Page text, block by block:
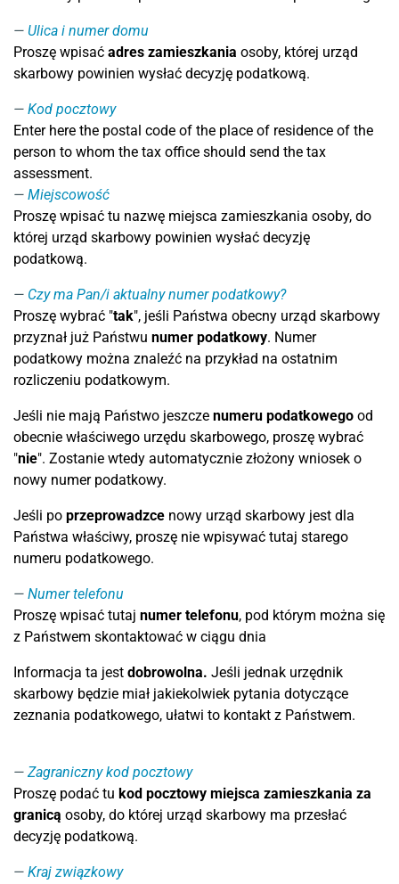
Ulica i numer domu
Proszę wpisać adres zamieszkania osoby, której urząd
skarbowy powinien wysłać decyzję podatkową.
Kod pocztowy
Enter here the postal code of the place of residence of the
person to whom the tax office should send the tax
assessment.
Miejscowość
Proszę wpisać tu nazwę miejsca zamieszkania osoby, do
której urząd skarbowy powinien wysłać decyzję
podatkową.
Czy ma Pan/i aktualny numer podatkowy?
Proszę wybrać "tak", jeśli Państwa obecny urząd skarbowy
przyznał już Państwu numer podatkowy. Numer
podatkowy można znaleźć na przykład na ostatnim
rozliczeniu podatkowym.
Jeśli nie mają Państwo jeszcze numeru podatkowego od
obecnie właściwego urzędu skarbowego, proszę wybrać
"nie". Zostanie wtedy automatycznie złożony wniosek o
nowy numer podatkowy.
Jeśli po przeprowadzce nowy urząd skarbowy jest dla
Państwa właściwy, proszę nie wpisywać tutaj starego
numeru podatkowego.
Numer telefonu
Proszę wpisać tutaj numer telefonu, pod którym można się
z Państwem skontaktować w ciągu dnia
Informacja ta jest dobrowolna. Jeśli jednak urzędnik
skarbowy będzie miał jakiekolwiek pytania dotyczące
zeznania podatkowego, ułatwi to kontakt z Państwem.
Zagraniczny kod pocztowy
Proszę podać tu kod pocztowy miejsca zamieszkania za
granicą osoby, do której urząd skarbowy ma przesłać
decyzję podatkową.
Kraj związkowy